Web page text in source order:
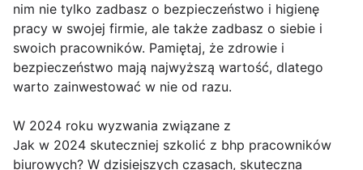
nim nie tylko zadbasz o bezpieczeństwo i higienę
pracy w swojej firmie, ale także zadbasz o siebie i
swoich pracowników. Pamiętaj, że zdrowie i
bezpieczeństwo mają najwyższą wartość, dlatego
warto zainwestować w nie od razu.
W 2024 roku wyzwania związane z
Jak w 2024 skuteczniej szkolić z bhp pracowników
biurowych? W dzisiejszych czasach, skuteczna